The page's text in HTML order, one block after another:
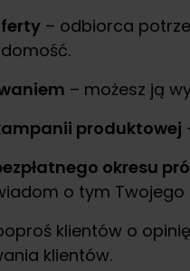
– odbiorca
– możesz ją
produktowej
okresu
o tym Twojego
klientów o
klientów.